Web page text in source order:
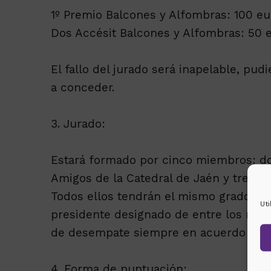
1º Premio Balcones y Alfombras: 100
Dos Accésit Balcones y Alfombras: 50
El fallo del jurado será inapelable,
a conceder.
3. Jurado:
Estará formado por cinco miembros:
Amigos de la Catedral de Jaén y tres
Todos ellos tendrán el mismo grado de
presidente designado de entre los
de desempate siempre en acuerdo